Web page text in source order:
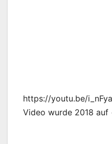
https://youtu.be/
Video wurde 2018